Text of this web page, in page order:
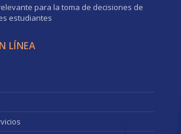
para la toma de decisiones de
estudiantes
LÍNEA